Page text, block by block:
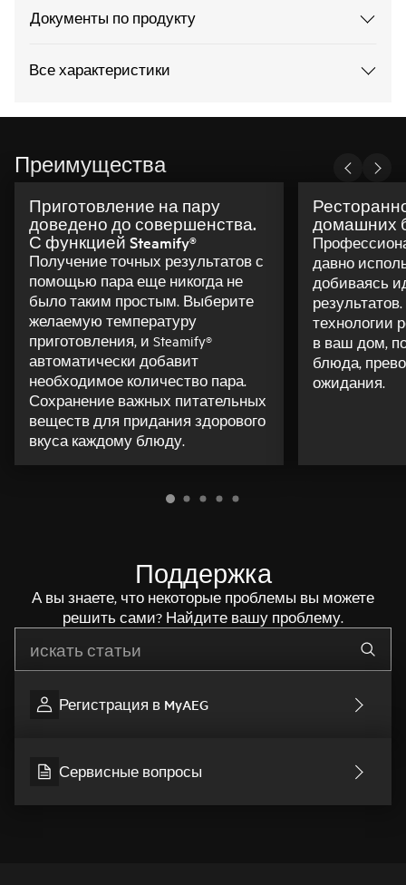
Документы по продукту
Все характеристики
Преимущества
Приготовление на пару
доведено до совершенства.
С функцией Steamify®
Получение точных результатов с
помощью пара еще никогда не
было таким простым. Выберите
желаемую температуру
приготовления, и Steamify®
автоматически добавит
необходимое количество пара.
Сохранение важных питательных
веществ для придания здорового
вкуса каждому блюду.
домашних
давно
добиваясь
результатов.
технологии
в ваш дом,
блюда,
ожидания.
Поддержка
А вы знаете, что некоторые проблемы вы можете
решить сами? Найдите вашу проблему.
Регистрация в MyAEG
Сервисные вопросы